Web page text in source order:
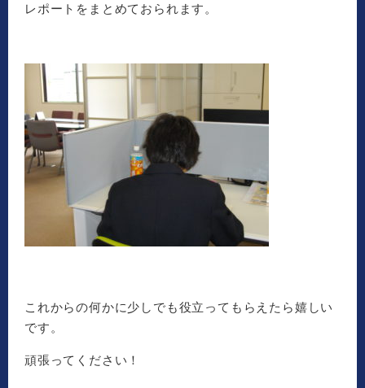
レポートをまとめておられます。
これからの何かに少しでも役立ってもらえたら嬉しい
です。
頑張ってください！